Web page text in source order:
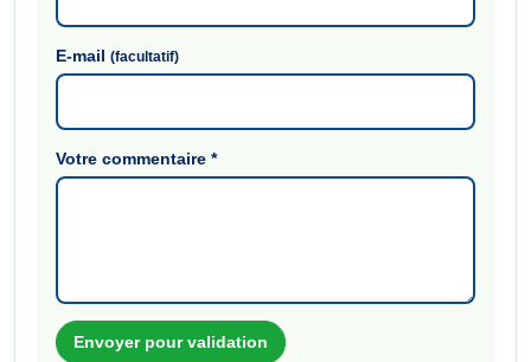
E-mail(facultatif)
Votre commentaire*
Envoyer pour validation